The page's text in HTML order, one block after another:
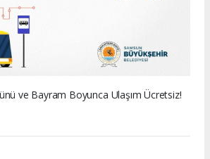
ve Bayram Boyunca Ulaşım Ücretsiz!